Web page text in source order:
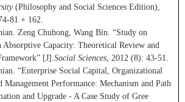
(Philosophy and Social Sciences Edition),
81 + 162.
Zeng Chuhong, Wang Bin. “Study on
Absorptive Capacity: Theoretical Review and
[J].Social Sciences, 2012 (8): 43-51.
“Enterprise Social Capital, Organizational
Management Performance: Mechanism and Path
and Upgrade - A Case Study of Gree